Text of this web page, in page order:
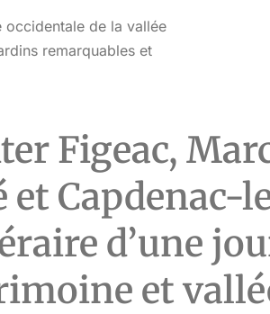
occidentale de la vallée
remarquables et
Figeac,
et Capdenac-
d’une
et